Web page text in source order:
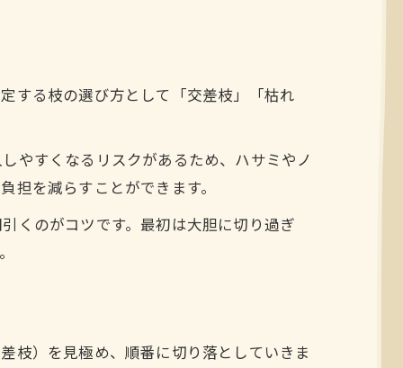
する枝の選び方として「交差枝」「枯れ
やすくなるリスクがあるため、ハサミやノ
を減らすことができます。
くのがコツです。最初は大胆に切り過ぎ
枝）を見極め、順番に切り落としていきま